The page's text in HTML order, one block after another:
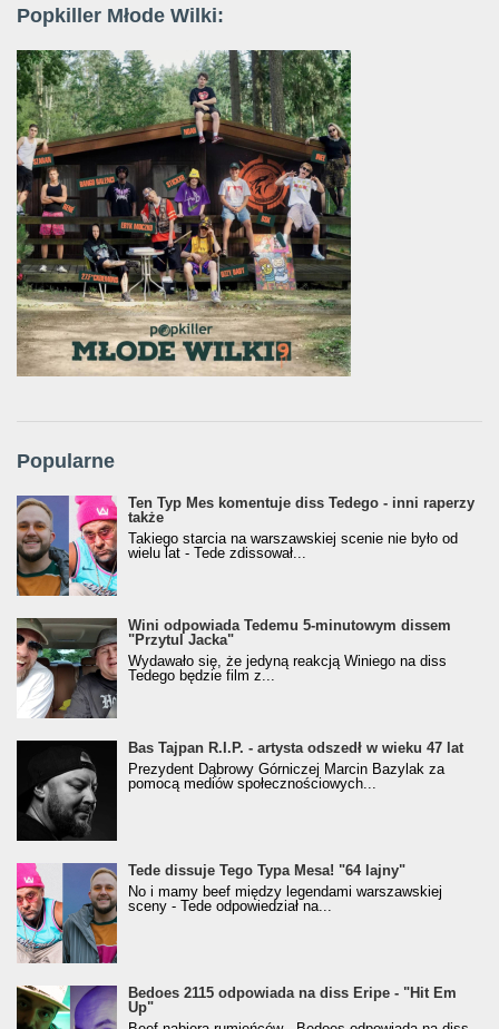
Popkiller Młode Wilki:
Popularne
Ten Typ Mes komentuje diss Tedego - inni raperzy
także
Takiego starcia na warszawskiej scenie nie było od
wielu lat - Tede zdissował...
Wini odpowiada Tedemu 5-minutowym dissem
"Przytul Jacka"
Wydawało się, że jedyną reakcją Winiego na diss
Tedego będzie film z...
Bas Tajpan R.I.P. - artysta odszedł w wieku 47 lat
Prezydent Dąbrowy Górniczej Marcin Bazylak za
pomocą mediów społecznościowych...
Tede dissuje Tego Typa Mesa! "64 lajny"
No i mamy beef między legendami warszawskiej
sceny - Tede odpowiedział na...
Bedoes 2115 odpowiada na diss Eripe - "Hit Em
Up"